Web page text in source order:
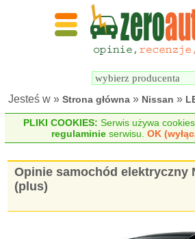
Jesteś w » Strona główna » Nissan »
PLIKI COOKIES: Serwis używa
regulaminie serwisu.OK
Opinie samochód elektryczny
(plus)